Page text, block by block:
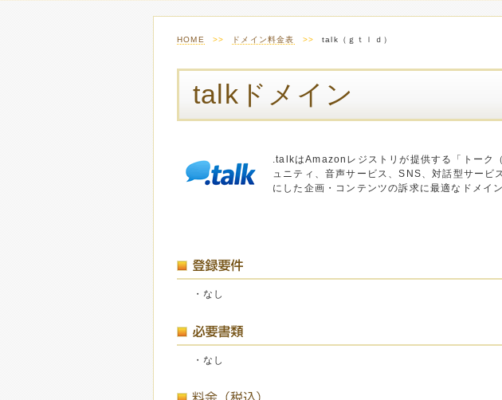
HOME >> ドメイン料金表 >> talk（ｇｔｌｄ）
talkドメイン
.talkはAmazonレジストリが提供する「トーク
ュニティ、音声サービス、SNS、対話型サービ
にした企画・コンテンツの訴求に最適なドメイン
・なし
・なし